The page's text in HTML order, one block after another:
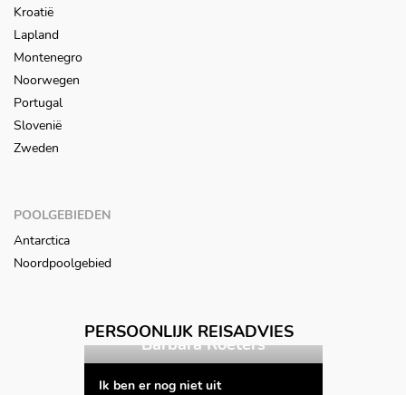
Kroatië
Lapland
Montenegro
Noorwegen
Portugal
Slovenië
Zweden
POOLGEBIEDEN
Antarctica
Noordpoolgebied
PERSOONLIJK REISADVIES
Barbara Roeters
Ik ben er nog niet uit